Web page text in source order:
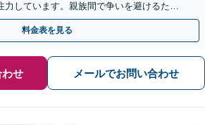
力しています。親族間で争いを避けるため
さい。【初回面談無料】
料金表を見る
せ メールでお問い合わせ